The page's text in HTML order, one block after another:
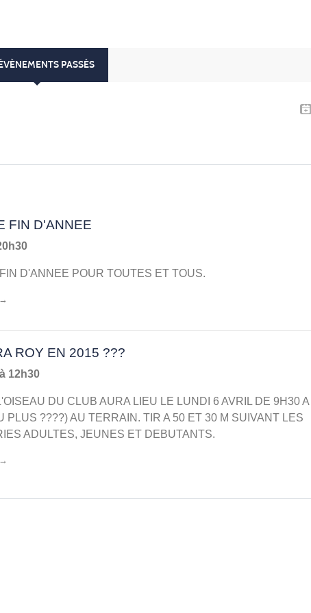
PASSÉS
FIN D'ANNEE
D'ANNEE POUR TOUTES ET TOUS.
ROY EN 2015 ???
12h30
DU CLUB AURA LIEU LE LUNDI 6 AVRIL DE 9H30 A
PLUS ????) AU TERRAIN. TIR A 50 ET 30 M SUIVANT LES
ADULTES, JEUNES ET DEBUTANTS.